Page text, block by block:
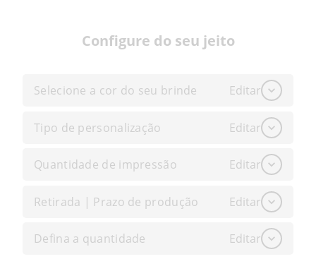
Configure do seu jeito
Selecione a cor do seu brinde Editar
Tipo de personalização Editar
Quantidade de impressão Editar
Retirada | Prazo de produção Editar
Defina a quantidade Editar